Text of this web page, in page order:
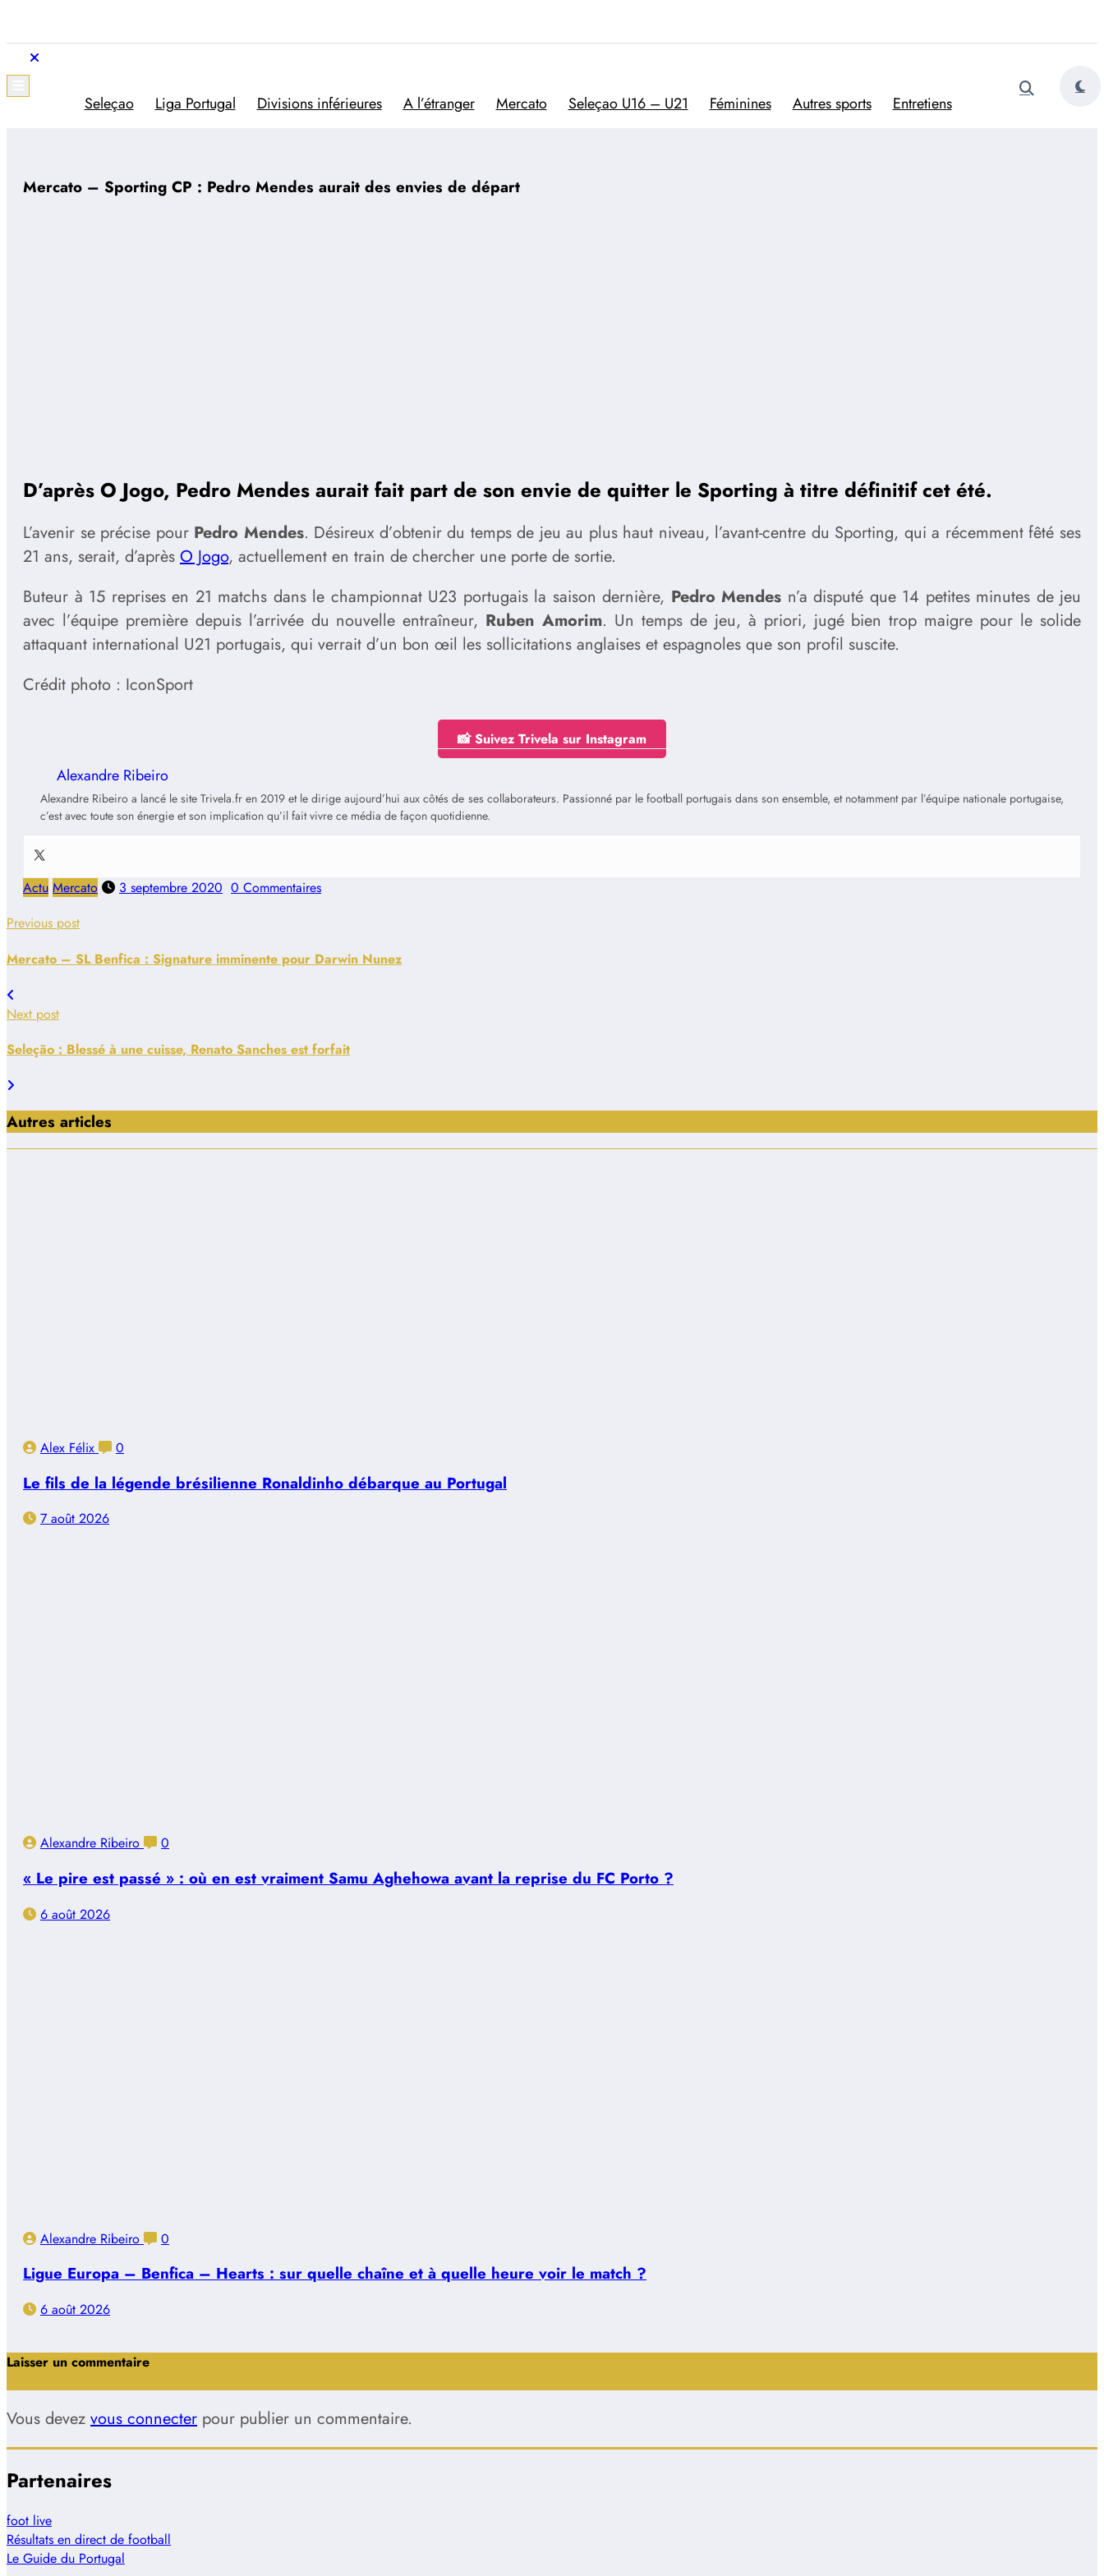
contenu
Trivela
L'actualité du football portugais
Seleçao Liga Portugal Divisions inférieures A l’étranger Mercato Seleçao U16 – U21 Féminines Autres sports Entretiens
Mercato – Sporting CP : Pedro Mendes aurait des envies de départ
D’après O Jogo, Pedro Mendes aurait fait part de son envie de quitter le Sporting à titre définitif cet été.
L’avenir se précise pour Pedro Mendes. Désireux d’obtenir du temps de jeu au plus haut niveau, l’avant-centre du Sporting, qui a récemment fêté ses
21 ans, serait, d’après O Jogo, actuellement en train de chercher une porte de sortie.
Buteur à 15 reprises en 21 matchs dans le championnat U23 portugais la saison dernière, Pedro Mendes n’a disputé que 14 petites minutes de jeu
avec l’équipe première depuis l’arrivée du nouvelle entraîneur, Ruben Amorim. Un temps de jeu, à priori, jugé bien trop maigre pour le solide
attaquant international U21 portugais, qui verrait d’un bon œil les sollicitations anglaises et espagnoles que son profil suscite.
Crédit photo : IconSport
📸 Suivez Trivela sur Instagram
Alexandre Ribeiro
Alexandre Ribeiro a lancé le site Trivela.fr en 2019 et le dirige aujourd’hui aux côtés de ses collaborateurs. Passionné par le football portugais dans son ensemble, et notamment par l’équipe nationale portugaise,
c’est avec toute son énergie et son implication qu’il fait vivre ce média de façon quotidienne.
Actu Mercato 3 septembre 2020 0 Commentaires
Previous post
Mercato – SL Benfica : Signature imminente pour Darwin Nunez
Next post
Seleção : Blessé à une cuisse, Renato Sanches est forfait
Autres articles
Alex Félix 0
Le fils de la légende brésilienne Ronaldinho débarque au Portugal
7 août 2026
Alexandre Ribeiro 0
« Le pire est passé » : où en est vraiment Samu Aghehowa avant la reprise du FC Porto ?
6 août 2026
Alexandre Ribeiro 0
Ligue Europa – Benfica – Hearts : sur quelle chaîne et à quelle heure voir le match ?
6 août 2026
Laisser un commentaire
Vous devez vous connecter pour publier un commentaire.
Partenaires
foot live
Résultats en direct de football
Le Guide du Portugal